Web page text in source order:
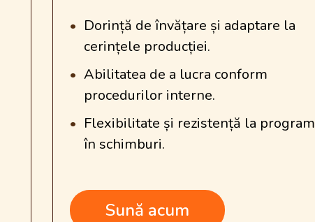
Dorință de învățare și adaptare la
cerințele producției.
Abilitatea de a lucra conform
procedurilor interne.
Flexibilitate și rezistență la program
în schimburi.
Sună acum